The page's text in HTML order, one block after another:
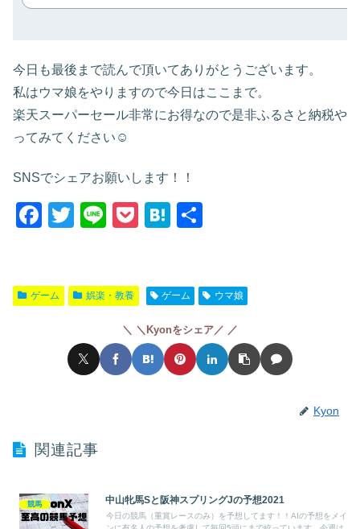
今日も最後まで読んで頂いてありがとうございます。
私はウマ娘をやりますので今日はここまで。
楽天スーパーセール非常にお得なので是非ふるさと納税や
ってみてください☺
SNSでシェアお願いします！！
F
e
T
er
Li
P
et
H
n
a
ゲーム 娯楽・教養 ゲーム ウマ娘
＼Kyonをシェア／
Kyon
関連記事
競馬 中山牝馬Sと阪神スプリングJの予想2021
今日の競馬（重賞レースのみ）を予想してます！！AIの予想をメイ